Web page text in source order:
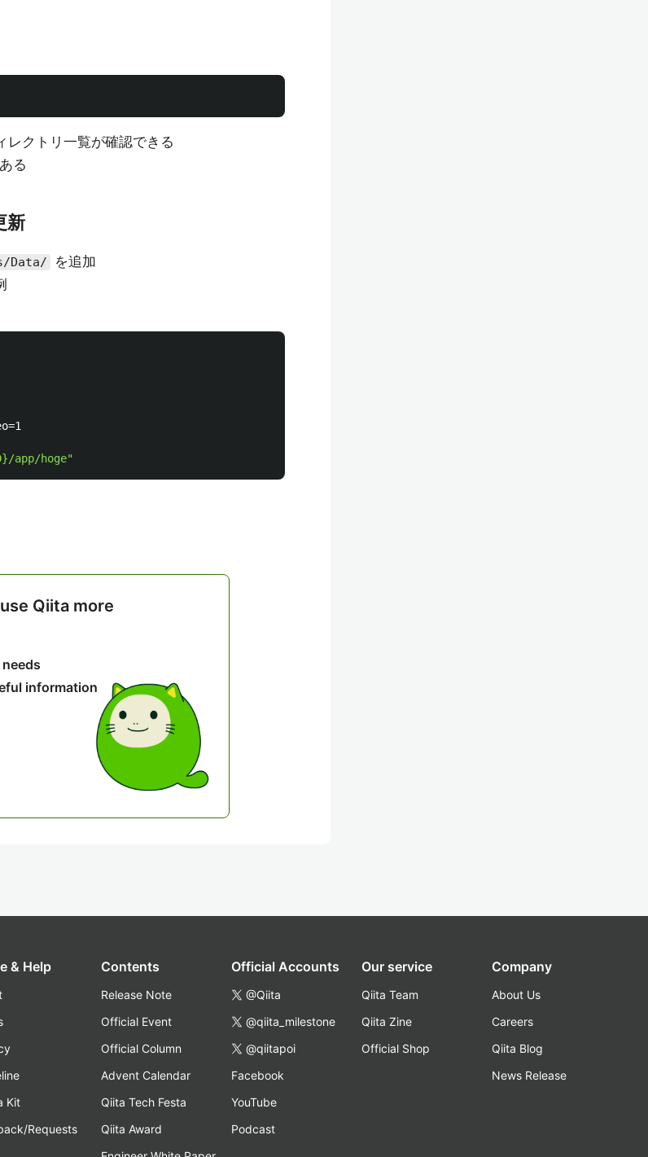
レクトリ一覧が確認できる
る
新
Data/
を追加
Qiita more
information
& Help
Kit
Requests
Contents
Release Note
Official Event
Official Column
Advent Calendar
Qiita Tech Festa
Qiita Award
Official Accounts
@Qiita
@qiita_milestone
@qiitapoi
Facebook
YouTube
Podcast
Our service
Qiita Team
Qiita Zine
Official Shop
Company
About Us
Careers
Qiita Blog
News Release